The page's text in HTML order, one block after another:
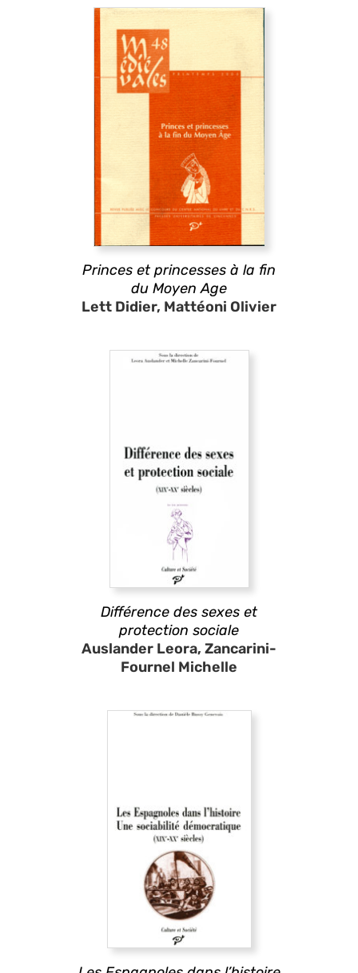
Princes et princesses à la fin
du Moyen Age
Lett Didier, Mattéoni Olivier
Différence des sexes et
protection sociale
Auslander Leora, Zancarini-
Fournel Michelle